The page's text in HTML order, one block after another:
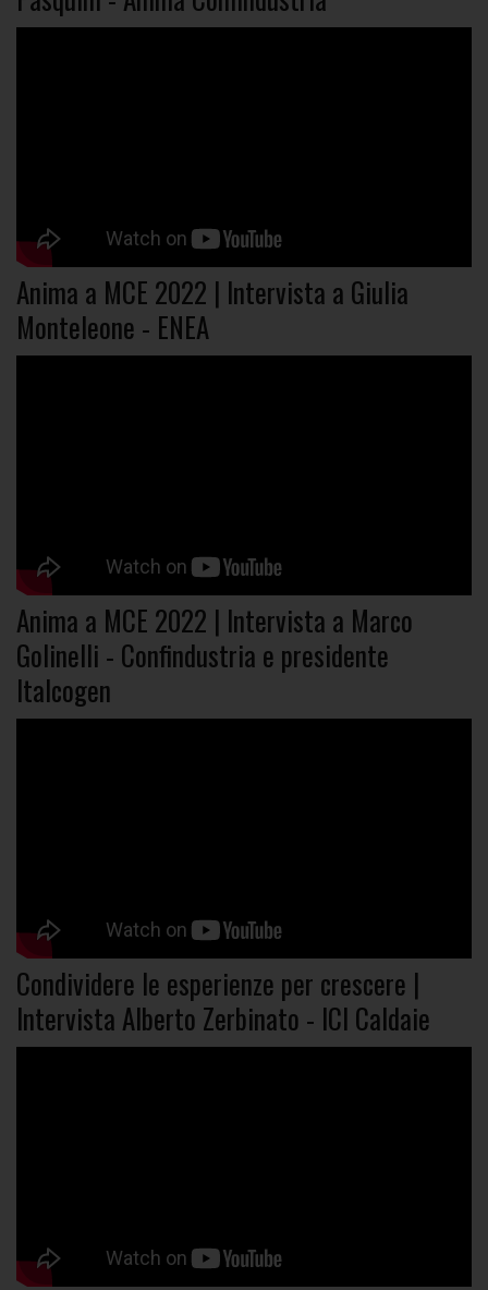
Anima a MCE 2022 | Intervista a Giulia
Monteleone - ENEA
Anima a MCE 2022 | Intervista a Marco
Golinelli - Confindustria e presidente
Italcogen
Condividere le esperienze per crescere |
Intervista Alberto Zerbinato - ICI Caldaie